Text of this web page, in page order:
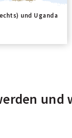
und Uganda
und